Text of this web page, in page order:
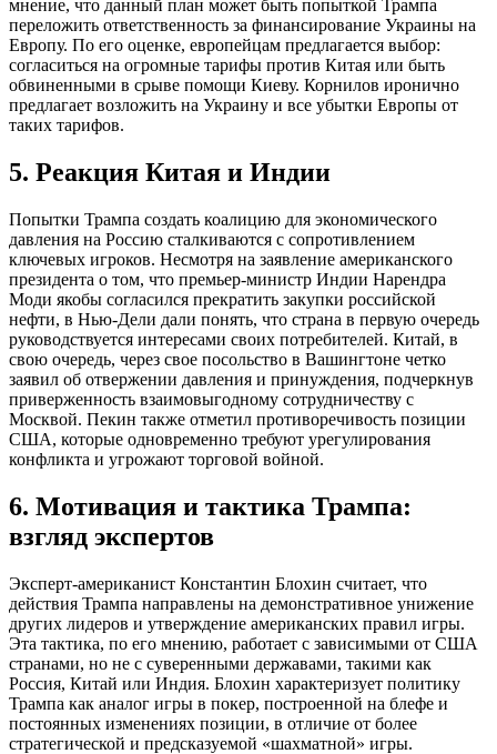
мнение, что данный план может быть попыткой Трампа
переложить ответственность за финансирование Украины на
Европу. По его оценке, европейцам предлагается выбор:
согласиться на огромные тарифы против Китая или быть
обвиненными в срыве помощи Киеву. Корнилов иронично
предлагает возложить на Украину и все убытки Европы от
таких тарифов.
5. Реакция Китая и Индии
Попытки Трампа создать коалицию для экономического
давления на Россию сталкиваются с сопротивлением
ключевых игроков. Несмотря на заявление американского
президента о том, что премьер-министр Индии Нарендра
Моди якобы согласился прекратить закупки российской
нефти, в Нью-Дели дали понять, что страна в первую очередь
руководствуется интересами своих потребителей. Китай, в
свою очередь, через свое посольство в Вашингтоне четко
заявил об отвержении давления и принуждения, подчеркнув
приверженность взаимовыгодному сотрудничеству с
Москвой. Пекин также отметил противоречивость позиции
США, которые одновременно требуют урегулирования
конфликта и угрожают торговой войной.
6. Мотивация и тактика Трампа:
взгляд экспертов
Эксперт-американист Константин Блохин считает, что
действия Трампа направлены на демонстративное унижение
других лидеров и утверждение американских правил игры.
Эта тактика, по его мнению, работает с зависимыми от США
странами, но не с суверенными державами, такими как
Россия, Китай или Индия. Блохин характеризует политику
Трампа как аналог игры в покер, построенной на блефе и
постоянных изменениях позиции, в отличие от более
стратегической и предсказуемой «шахматной» игры.